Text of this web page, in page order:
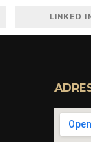
LINKED IN